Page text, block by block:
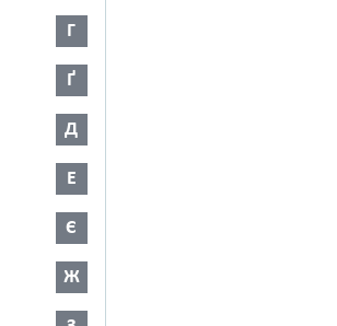
Г
Ґ
Д
Е
Є
Ж